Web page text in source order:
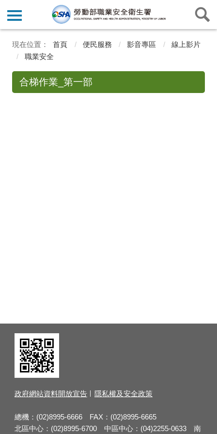
首頁 便民服務 影音專區
線上影片
職業安全
合梯作業_第一部
政府網站資料開放宣告 隱私權及安全政策
總機：(02)8995-6666 FAX：(02)8995-6665
北區中心：(02)8995-6700 中區中心：(04)2255-0633 南